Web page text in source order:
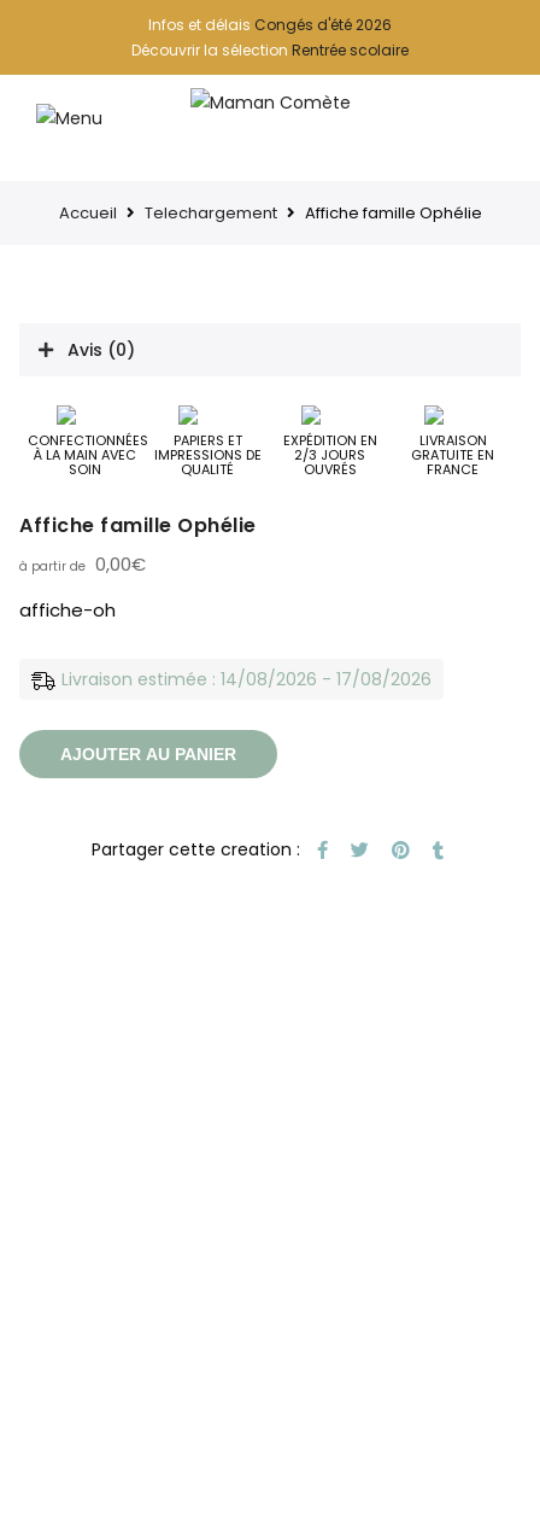
Infos et délais Congés d'été 2026
Découvrir la sélection Rentrée scolaire
Accueil Telechargement Affiche famille Ophélie
Avis (0)
CONFECTIONNÉES
À LA MAIN AVEC
SOIN
PAPIERS ET
IMPRESSIONS DE
QUALITÉ
EXPÉDITION EN
2/3 JOURS
OUVRÉS
LIVRAISON
GRATUITE EN
FRANCE
Affiche famille Ophélie
0,00€
affiche-oh
Livraison estimée : 14/08/2026 - 17/08/2026
AJOUTER AU PANIER